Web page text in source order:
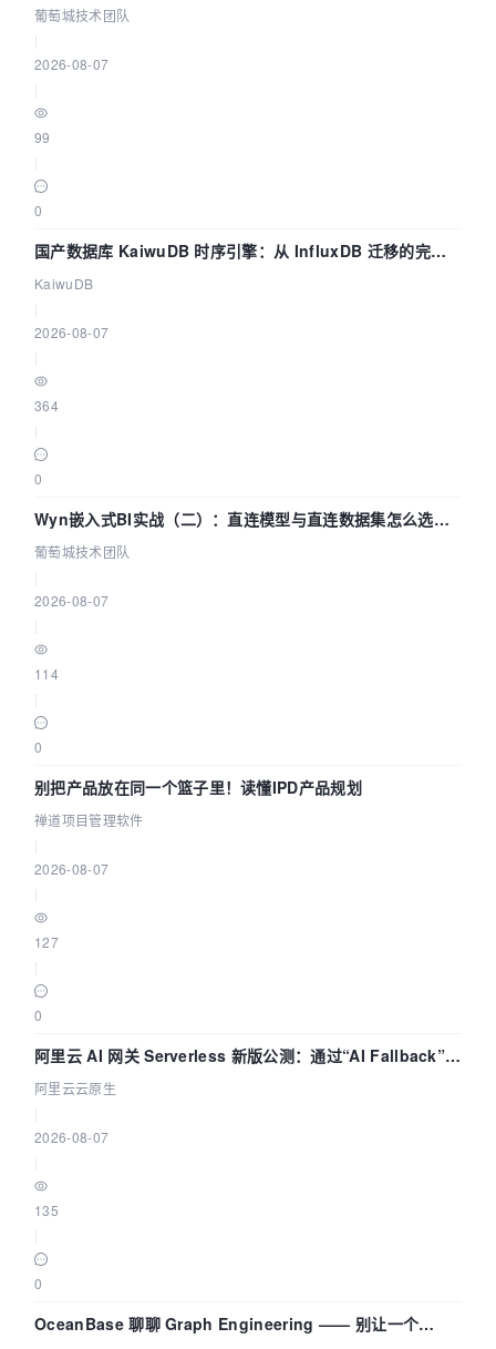
数联动全闭环
葡萄城技术团队
2026-08-07
99
0
国产数据库 KaiwuDB 时序引擎：从 InfluxDB 迁移的完整
技术路径
KaiwuDB
2026-08-07
364
0
Wyn嵌入式BI实战（二）：直连模型与直连数据集怎么选，
参数为什么不生效？| 葡萄城技术团队
葡萄城技术团队
2026-08-07
114
0
别把产品放在同一个篮子里！读懂IPD产品规划
禅道项目管理软件
2026-08-07
127
0
阿里云 AI 网关 Serverless 新版公测：通过“AI Fallback”与
拓扑可视化构建 AI 流量治理底座
阿里云云原生
2026-08-07
135
0
OceanBase 聊聊 Graph Engineering —— 别让一个